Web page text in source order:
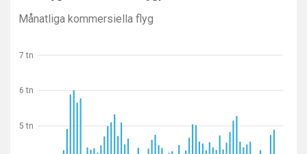
Månatliga kommersiella flyg
5 tn
6 tn
7 tn